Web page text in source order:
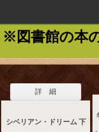
※図書館の本
詳 細
シベリアン・ドリーム 下